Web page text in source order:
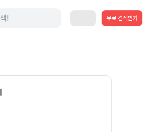
무료 견적받기